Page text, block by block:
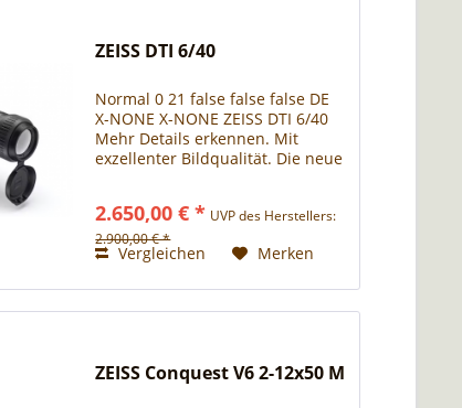
ZEISS DTI 6/40
Normal 0 21 false false false DE
X-NONE X-NONE ZEISS DTI 6/40
Mehr Details erkennen. Mit
exzellenter Bildqualität. Die neue
Nachtjagd zählt jedes Detail. Mit
den DTI 6 Wärmebildkameras...
2.650,00 € * UVP des Herstellers:
2.900,00 € *
Vergleichen Merken
ZEISS Conquest V6 2-12x50 M